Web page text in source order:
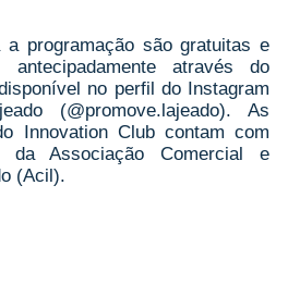
programação são gratuitas e
através do
no perfil do Instagram
(@promove.lajeado). As
Innovation Club contam com
da Associação Comercial e
(Acil).